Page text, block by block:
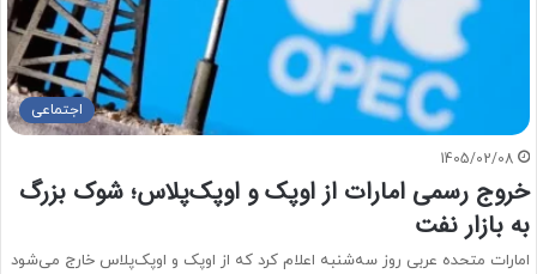
اجتماعی
1405/02/08
خروج رسمی امارات از اوپک و اوپک‌پلاس؛ شوک بزرگ
به بازار نفت
امارات متحده عربی روز سه‌شنبه اعلام کرد که از اوپک و اوپک‌پلاس خارج می‌شود